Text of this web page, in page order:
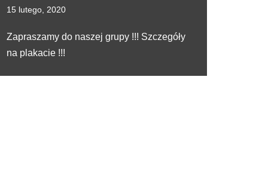
15 lutego, 2020
Zapraszamy do naszej grupy !!! Szczegóły
na plakacie !!!